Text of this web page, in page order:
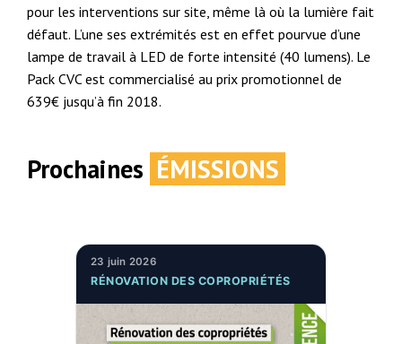
pour les interventions sur site, même là où la lumière fait
défaut. L’une ses extrémités est en effet pourvue d’une
lampe de travail à LED de forte intensité (40 lumens). Le
Pack CVC est commercialisé au prix promotionnel de
639€ jusqu’à fin 2018.
Prochaines ÉMISSIONS
23 juin 2026
RÉNOVATION DES COPROPRIÉTÉS